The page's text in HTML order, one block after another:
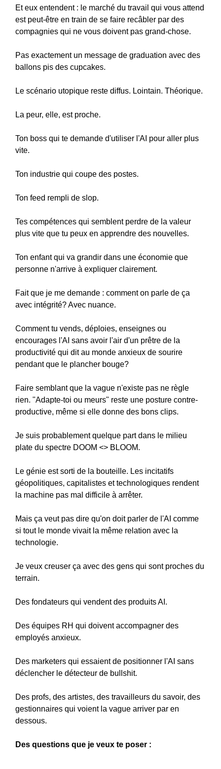
Et eux entendent : le marché du travail qui vous attend
est peut-être en train de se faire recâbler par des
compagnies qui ne vous doivent pas grand-chose.
Pas exactement un message de graduation avec des
ballons pis des cupcakes.
Le scénario utopique reste diffus. Lointain. Théorique.
La peur, elle, est proche.
Ton boss qui te demande d'utiliser l'AI pour aller plus
vite.
Ton industrie qui coupe des postes.
Ton feed rempli de slop.
Tes compétences qui semblent perdre de la valeur
plus vite que tu peux en apprendre des nouvelles.
Ton enfant qui va grandir dans une économie que
personne n'arrive à expliquer clairement.
Fait que je me demande : comment on parle de ça
avec intégrité? Avec nuance.
Comment tu vends, déploies, enseignes ou
encourages l'AI sans avoir l'air d'un prêtre de la
productivité qui dit au monde anxieux de sourire
pendant que le plancher bouge?
Faire semblant que la vague n'existe pas ne règle
rien. "Adapte-toi ou meurs" reste une posture contre-
productive, même si elle donne des bons clips.
Je suis probablement quelque part dans le milieu
plate du spectre DOOM <> BLOOM.
Le génie est sorti de la bouteille. Les incitatifs
géopolitiques, capitalistes et technologiques rendent
la machine pas mal difficile à arrêter.
Mais ça veut pas dire qu'on doit parler de l'AI comme
si tout le monde vivait la même relation avec la
technologie.
Je veux creuser ça avec des gens qui sont proches du
terrain.
Des fondateurs qui vendent des produits AI.
Des équipes RH qui doivent accompagner des
employés anxieux.
Des marketers qui essaient de positionner l'AI sans
déclencher le détecteur de bullshit.
Des profs, des artistes, des travailleurs du savoir, des
gestionnaires qui voient la vague arriver par en
dessous.
Des questions que je veux te poser :